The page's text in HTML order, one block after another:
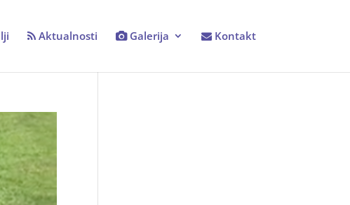
Aktualnosti Galerija Kontakt